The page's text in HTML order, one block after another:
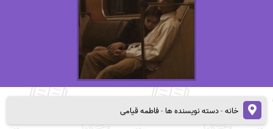
خانه-دسته نویسنده ها-فاطمه قیامی